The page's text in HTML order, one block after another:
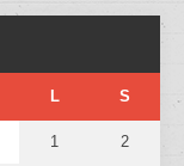
L S
1 2